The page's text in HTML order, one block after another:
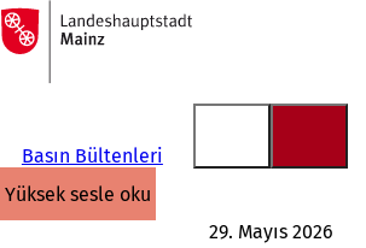
İçeriğe atla
Ana
sayfaya
Basın Bültenleri
yüksek sesle oku
29. Mayıs 2026